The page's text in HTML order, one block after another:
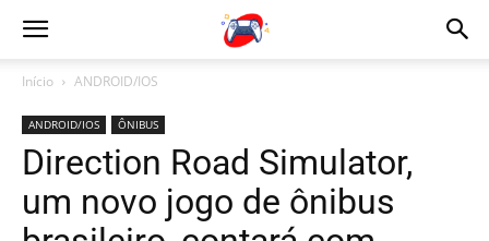
Início ANDROID/IOS
ANDROID/IOS ÔNIBUS
Direction Road Simulator,
um novo jogo de ônibus